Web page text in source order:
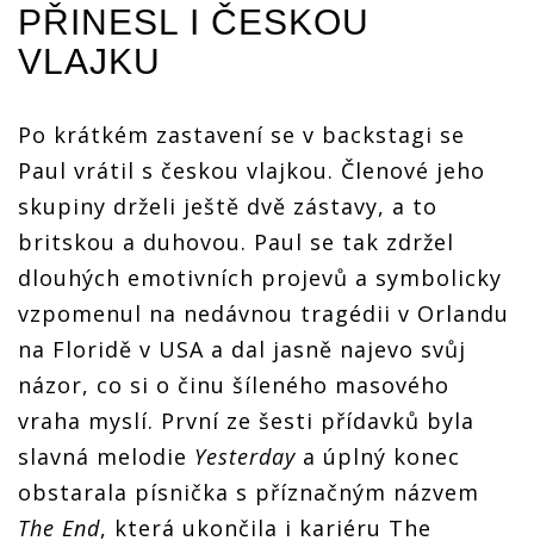
PŘINESL I ČESKOU
VLAJKU
Po krátkém zastavení se v backstagi se
Paul vrátil s českou vlajkou. Členové jeho
skupiny drželi ještě dvě zástavy, a to
britskou a duhovou. Paul se tak zdržel
dlouhých emotivních projevů a symbolicky
vzpomenul na nedávnou tragédii v Orlandu
na Floridě v USA a dal jasně najevo svůj
názor, co si o činu šíleného masového
vraha myslí. První ze šesti přídavků byla
slavná melodie Yesterday a úplný konec
obstarala písnička s příznačným názvem
The End, která ukončila i kariéru The